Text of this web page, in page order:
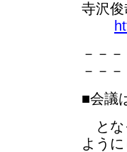
寺沢
－－
－－
■会議
とな
よう